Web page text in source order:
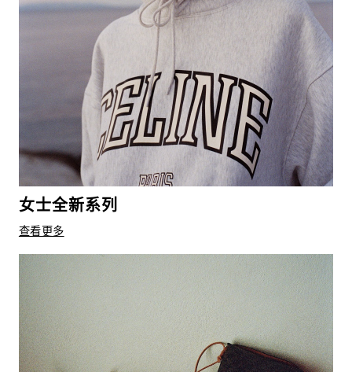
女士全新系列
查看更多